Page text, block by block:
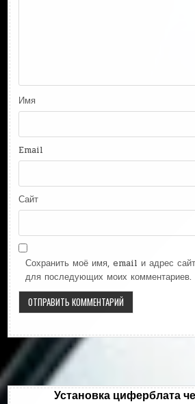
Имя
Email
Сайт
Сохранить моё имя, email и адрес
для последующих моих комментариев.
Установка циферблата